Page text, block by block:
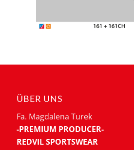
ÜBER UNS
Fa. Magdalena Turek
-PREMIUM PRODUCER-
REDVIL SPORTSWEAR